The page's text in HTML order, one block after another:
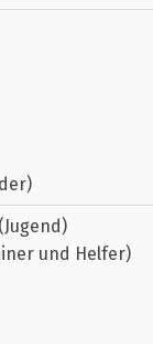
und Helfer)